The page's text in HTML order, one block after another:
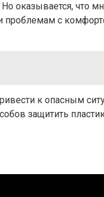
оказывается, что
проблемам с
к опасным
защитить